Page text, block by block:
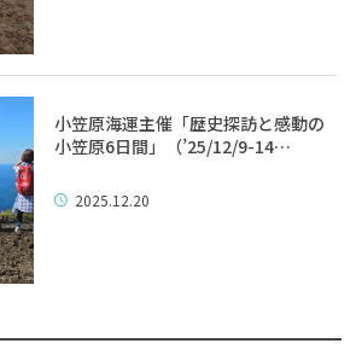
小笠原海運主催「歴史探訪と感動の
小笠原6日間」（’25/12/9-14…
2025.12.20